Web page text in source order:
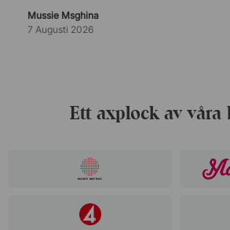
Mussie Msghina
7 Augusti 2026
Ett axplock av våra